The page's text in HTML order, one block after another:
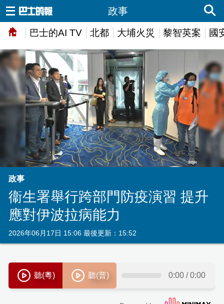
巴士的AI TV 北都 大埔火災 黎智英案 國
政事
政事
衞生署舉行跨部門防疫演習 提升
應對伊波拉病能力
2026年06月17日 15:06 最後更新：15:52